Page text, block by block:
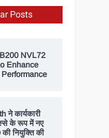
Posts
NVL72
Enhance
ने कार्यकारी
के रूप में नए
नियुक्ति की